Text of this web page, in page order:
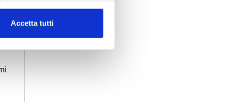
Accetta tutti